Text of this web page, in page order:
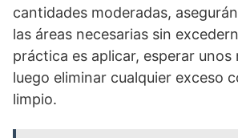
cantidades moderadas,
las áreas necesarias sin
práctica es aplicar, esperar unos
luego eliminar cualquier exceso
limpio.